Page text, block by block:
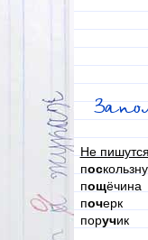
Не
пос
пощёчина
почерк
поручик